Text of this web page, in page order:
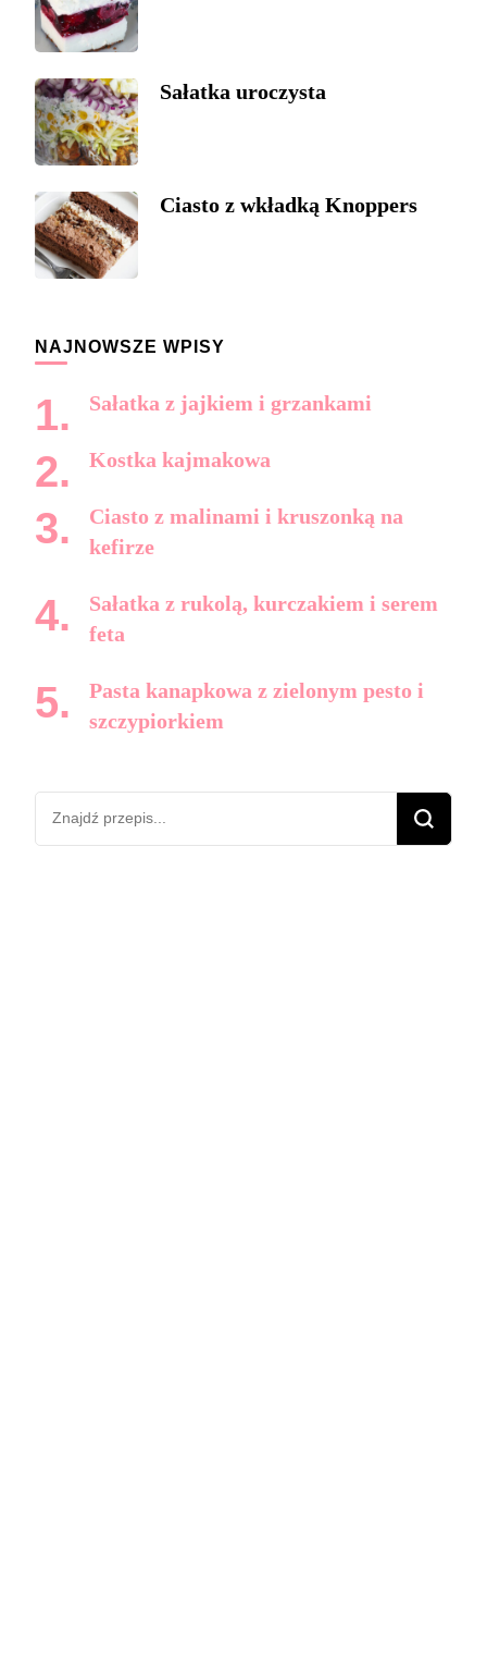
Sałatka uroczysta
Ciasto z wkładką Knoppers
NAJNOWSZE WPISY
Sałatka z jajkiem i grzankami
Kostka kajmakowa
Ciasto z malinami i kruszonką na
kefirze
Sałatka z rukolą, kurczakiem i serem
feta
Pasta kanapkowa z zielonym pesto i
szczypiorkiem
Szukasz
czegoś?